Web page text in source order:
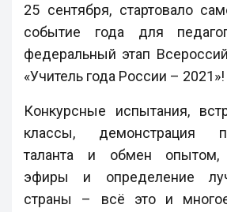
25 сентября, стартовало
событие года для
федеральный этап
«Учитель года России – 2021»!
Конкурсные испытания,
классы, демонстрация
таланта и обмен опытом,
эфиры и определение
страны – всё это и